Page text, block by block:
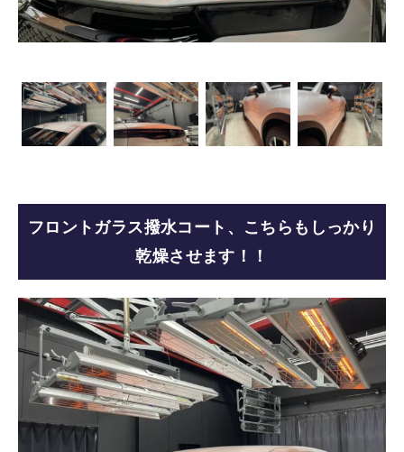
フロントガラス撥水コート、こちらもしっかり
乾燥させます！！